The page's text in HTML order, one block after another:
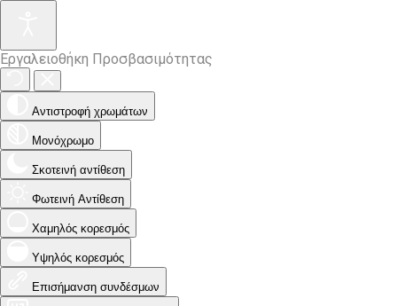
Εργαλειοθήκη Προσβασιμότητας
Αντιστροφή χρωμάτων
Μονόχρωμο
Σκοτεινή αντίθεση
Φωτεινή Αντίθεση
Χαμηλός κορεσμός
Υψηλός κορεσμός
Επισήμανση συνδέσμων